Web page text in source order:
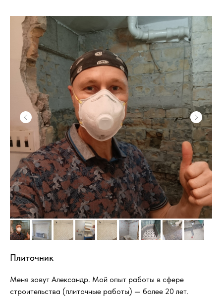
Плиточник
Меня зовут Александр. Мой опыт работы в сфере
строительства (плиточные работы) — более 20 лет.